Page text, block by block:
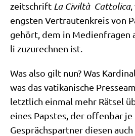
zeit­schrift La Civil­tà Cat­to­li­ca,
eng­sten Ver­trau­ten­kreis von
gehört, dem in Medi­en­fra­gen
li zuzu­rech­nen ist.
Was also gilt nun? Was
was das vati­ka­ni­sche
letzt­lich ein­mal mehr Rät­sel
eines Pap­stes, der offen­bar
Gesprächs­part­ner die­sen